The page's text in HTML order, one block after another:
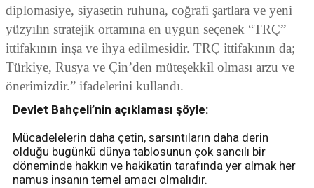
diplomasiye, siyasetin ruhuna, coğrafi şartlara ve yeni
yüzyılın stratejik ortamına en uygun seçenek “TRÇ”
ittifakının inşa ve ihya edilmesidir. TRÇ ittifakının da;
Türkiye, Rusya ve Çin’den müteşekkil olması arzu ve
önerimizdir.” ifadelerini kullandı.
Devlet Bahçeli’nin açıklaması şöyle:
Mücadelelerin daha çetin, sarsıntıların daha derin
olduğu bugünkü dünya tablosunun çok sancılı bir
döneminde hakkın ve hakikatin tarafında yer almak her
namus insanın temel amacı olmalıdır.